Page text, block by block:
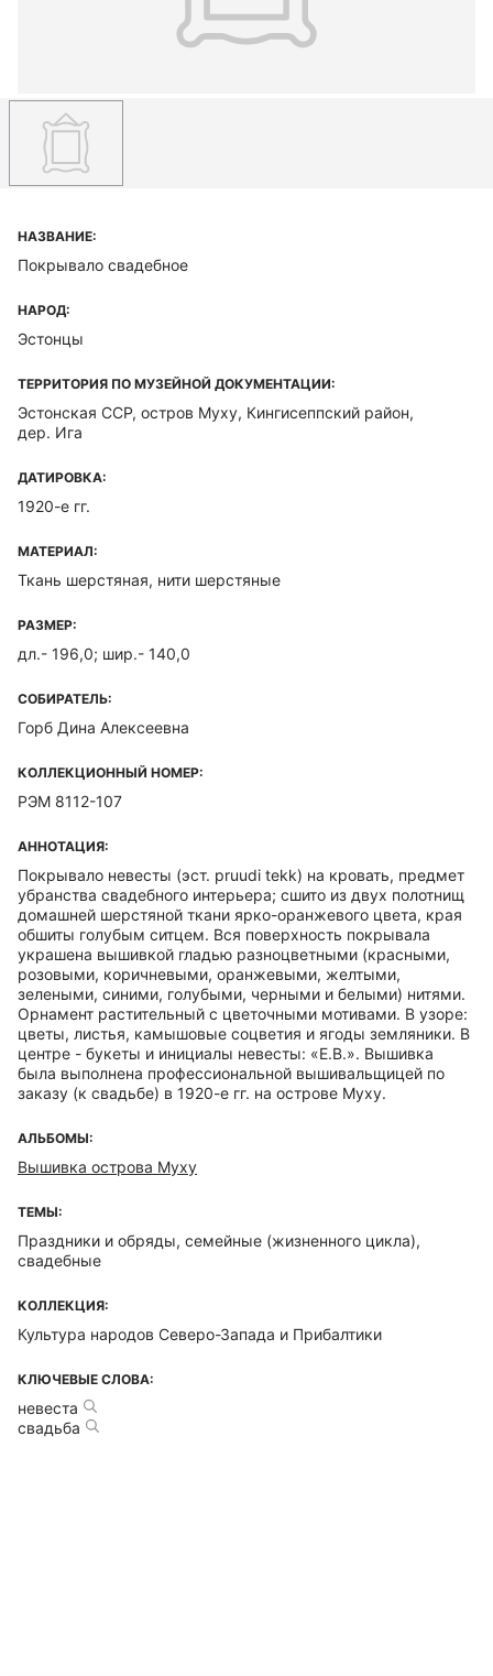
НАЗВАНИЕ:
Покрывало свадебное
НАРОД:
Эстонцы
ТЕРРИТОРИЯ ПО МУЗЕЙНОЙ ДОКУМЕНТАЦИИ:
Эстонская ССР, остров Муху, Кингисеппский район,
дер. Ига
ДАТИРОВКА:
1920-е гг.
МАТЕРИАЛ:
Ткань шерстяная, нити шерстяные
РАЗМЕР:
дл.- 196,0; шир.- 140,0
СОБИРАТЕЛЬ:
Горб Дина Алексеевна
КОЛЛЕКЦИОННЫЙ НОМЕР:
РЭМ 8112-107
АННОТАЦИЯ:
Покрывало невесты (эст. pruudi tekk) на кровать, предмет
убранства свадебного интерьера; сшито из двух полотнищ
домашней шерстяной ткани ярко-оранжевого цвета, края
обшиты голубым ситцем. Вся поверхность покрывала
украшена вышивкой гладью разноцветными (красными,
розовыми, коричневыми, оранжевыми, желтыми,
зелеными, синими, голубыми, черными и белыми) нитями.
Орнамент растительный с цветочными мотивами. В узоре:
цветы, листья, камышовые соцветия и ягоды земляники. В
центре - букеты и инициалы невесты: «Е.В.». Вышивка
была выполнена профессиональной вышивальщицей по
заказу (к свадьбе) в 1920-е гг. на острове Муху.
АЛЬБОМЫ:
Вышивка острова Муху
ТЕМЫ:
Праздники и обряды, семейные (жизненного цикла),
свадебные
КОЛЛЕКЦИЯ:
Культура народов Северо-Запада и Прибалтики
КЛЮЧЕВЫЕ СЛОВА:
невеста
свадьба